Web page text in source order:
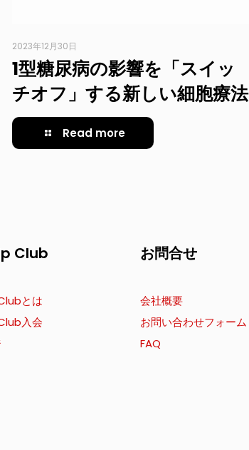
2023年12月30日
1型糖尿病の影響を「スイッ
チオフ」する新しい細胞療法
Read more
Club
とは
入会
お問合せ
会社概要
お問い合わせフォーム
FAQ